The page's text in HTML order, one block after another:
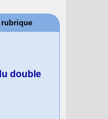
rubrique
double